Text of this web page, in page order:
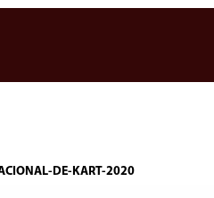
DE-KART-2020